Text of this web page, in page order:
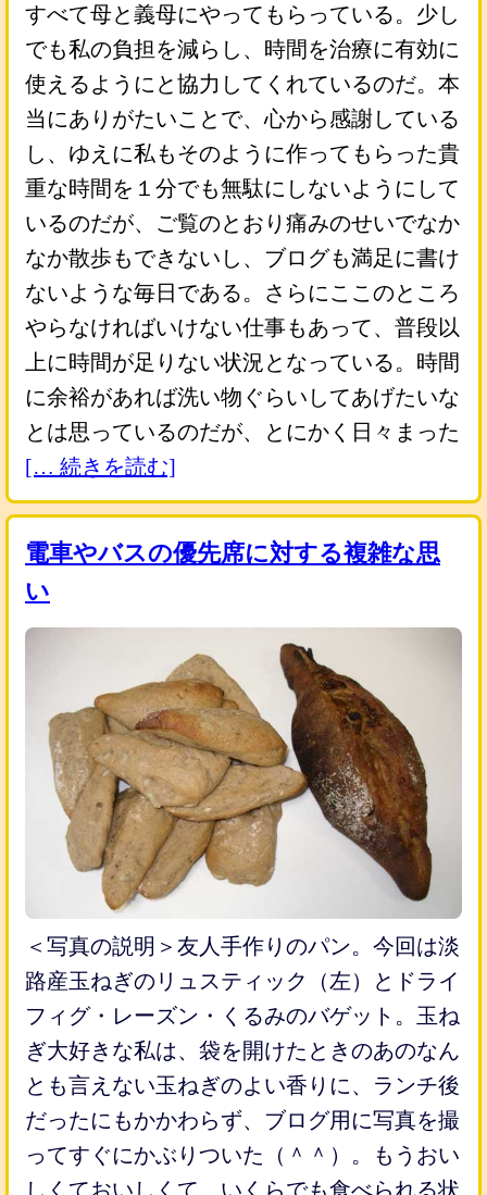
すべて母と義母にやってもらっている。少し
でも私の負担を減らし、時間を治療に有効に
使えるようにと協力してくれているのだ。本
当にありがたいことで、心から感謝している
し、ゆえに私もそのように作ってもらった貴
重な時間を１分でも無駄にしないようにして
いるのだが、ご覧のとおり痛みのせいでなか
なか散歩もできないし、ブログも満足に書け
ないような毎日である。さらにここのところ
やらなければいけない仕事もあって、普段以
上に時間が足りない状況となっている。時間
に余裕があれば洗い物ぐらいしてあげたいな
とは思っているのだが、とにかく日々まった
[… 続きを読む]
電車やバスの優先席に対する複雑な思
い
＜写真の説明＞友人手作りのパン。今回は淡
路産玉ねぎのリュスティック（左）とドライ
フィグ・レーズン・くるみのバゲット。玉ね
ぎ大好きな私は、袋を開けたときのあのなん
とも言えない玉ねぎのよい香りに、ランチ後
だったにもかかわらず、ブログ用に写真を撮
ってすぐにかぶりついた（＾＾）。もうおい
しくておいしくて、いくらでも食べられる状